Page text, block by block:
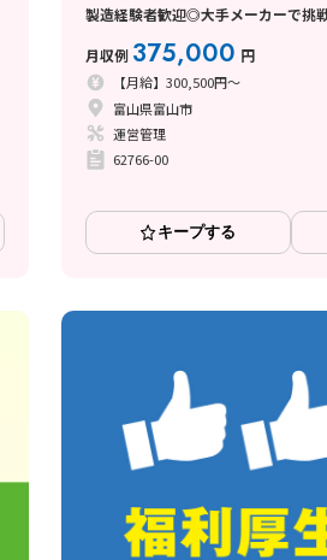
製造経験者歓迎◎大手メーカーで挑
月収例 375,000 円
【月給】300,500円～
富山県富山市
運営管理
62766-00
キープする